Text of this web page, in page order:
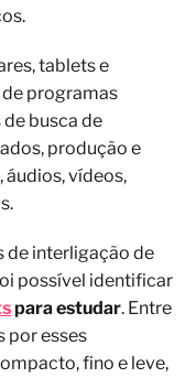
tablets e
programas
busca de
produção e
vídeos,
de interligação de
possível identificar
para estudar. Entre
por esses
fino e leve,